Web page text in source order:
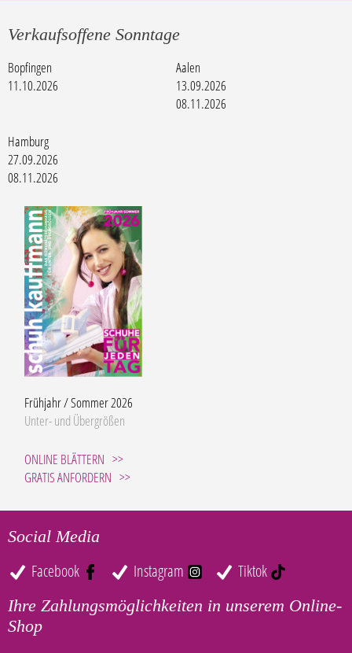
Verkaufsoffene Sonntage
Bopfingen
11.10.2026
Aalen
13.09.2026
08.11.2026
Hamburg
27.09.2026
08.11.2026
Frühjahr / Sommer 2026
Unter- und Übergrößen
ONLINE BLÄTTERN
GRATIS ANFORDERN
Social Media
Facebook Instagram Tiktok
Ihre Zahlungsmöglichkeiten in unserem Online-
Shop